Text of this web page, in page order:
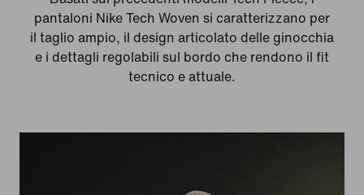
pantaloni Nike Tech Woven si caratterizzano per
il taglio ampio, il design articolato delle ginocchia
e i dettagli regolabili sul bordo che rendono il fit
tecnico e attuale.